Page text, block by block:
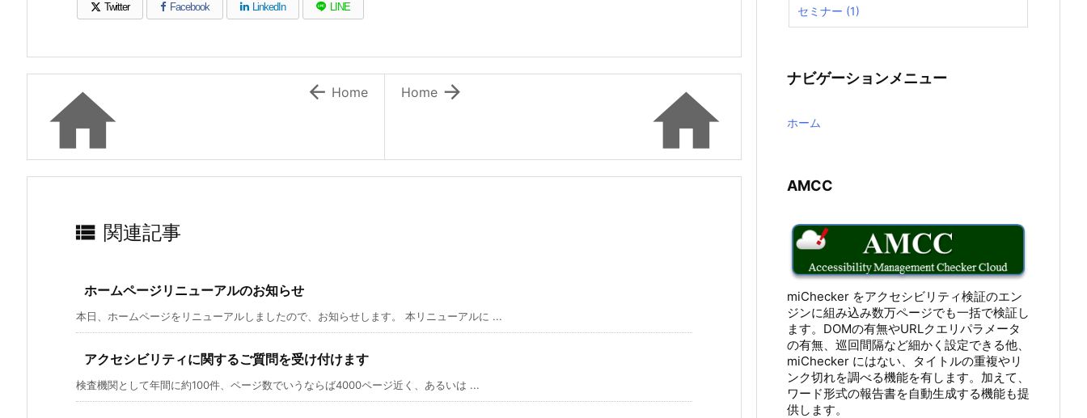
Twitter
（新しいウィンドウで開きます）
Facebook
（新しいウィンドウで開きます）
LinkedIn
（新しいウィンドウで開きます）
LINE
（新しいウィンドウで開きます）


Home
  Home
 関連記事
ホームページリニューアルのお知らせ
本日、ホームページをリニューアルしましたので、お知らせします。 本リニューアルに ...
アクセシビリティに関するご質問を受け付けます
検査機関として年間に約100件、ページ数でいうならば4000ページ近く、あるいは ...
セミナー (1)
ナビゲーションメニュー
ホーム
AMCC
miChecker をアクセシビリティ検証のエン
ジンに組み込み数万ページでも一括で検証し
ます。DOMの有無やURLクエリパラメータ
の有無、巡回間隔など細かく設定できる他、
miChecker にはない、タイトルの重複やリ
ンク切れを調べる機能を有します。加えて、
ワード形式の報告書を自動生成する機能も提
供します。